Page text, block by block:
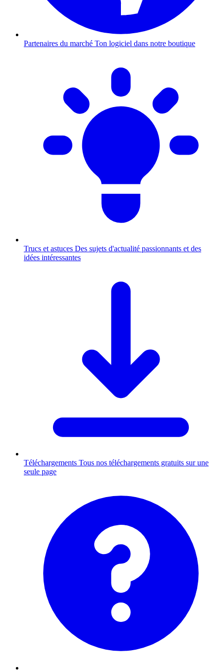
Partenaires du marché Ton logiciel dans notre boutique
Trucs et astuces Des sujets d'actualité passionnants et des
idées intéressantes
Téléchargements Tous nos téléchargements gratuits sur une
seule page